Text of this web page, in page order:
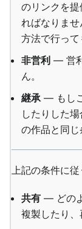
のリンクを
ればなりま
方法で行って
非営利 — 営
ん。
継承— もし
したりした
の作品と同じ
上記の条件に従
共有 — どの
複製したり、